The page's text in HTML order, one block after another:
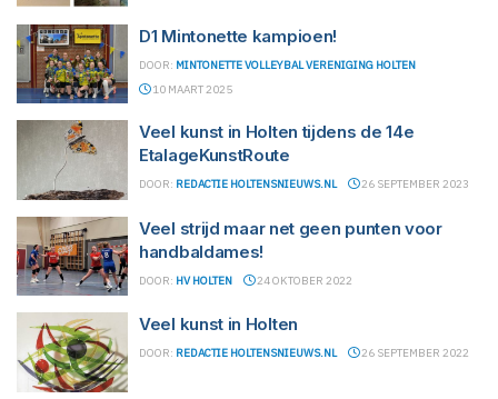
D1 Mintonette kampioen!
DOOR: MINTONETTE VOLLEYBAL VERENIGING HOLTEN
10 MAART 2025
Veel kunst in Holten tijdens de 14e
EtalageKunstRoute
DOOR: REDACTIE HOLTENSNIEUWS.NL 26 SEPTEMBER 2023
Veel strijd maar net geen punten voor
handbaldames!
DOOR: HV HOLTEN 24 OKTOBER 2022
Veel kunst in Holten
DOOR: REDACTIE HOLTENSNIEUWS.NL 26 SEPTEMBER 2022